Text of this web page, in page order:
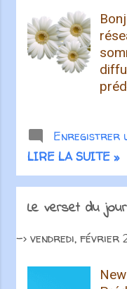
Les
Le
Enregistrer
LIRE LA SUITE »
Le verset du
-> vendredi, février